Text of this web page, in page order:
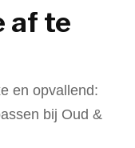
af te
en opvallend:
bij Oud &